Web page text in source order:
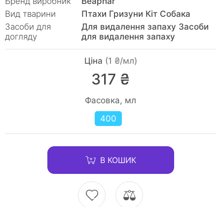
Вид тварини
Птахи Гризуни Кiт Собака
Засоби для
догляду
Для видалення запаху Засоби
для видалення запаху
Ціна (1 ₴/мл)
317 ₴
Фасовка, мл
400
В КОШИК